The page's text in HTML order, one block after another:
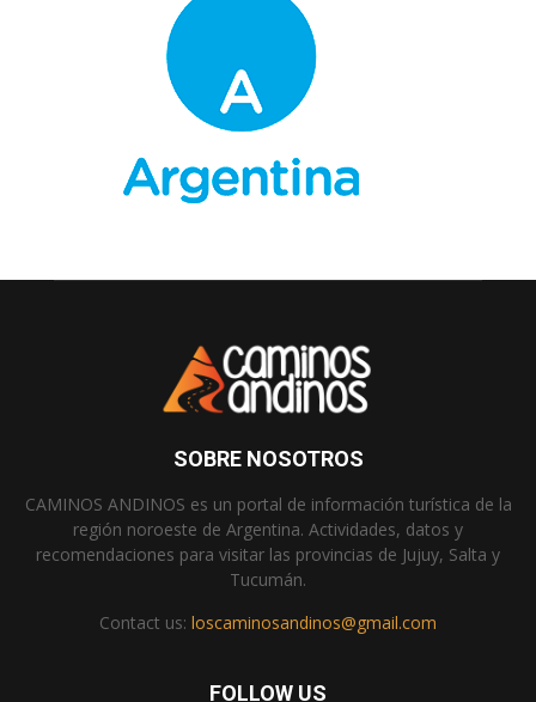
SOBRE NOSOTROS
CAMINOS ANDINOS es un portal de información turística de la
región noroeste de Argentina. Actividades, datos y
recomendaciones para visitar las provincias de Jujuy, Salta y
Tucumán.
Contact us: loscaminosandinos@gmail.com
FOLLOW US